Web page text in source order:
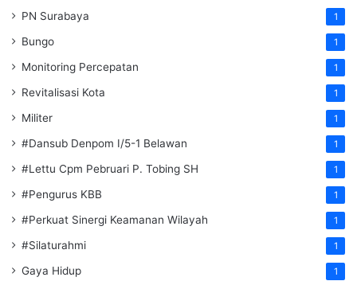
PN Surabaya 1
Bungo 1
Monitoring Percepatan 1
Revitalisasi Kota 1
Militer 1
#Dansub Denpom I/5-1 Belawan 1
#Lettu Cpm Pebruari P. Tobing SH 1
#Pengurus KBB 1
#Perkuat Sinergi Keamanan Wilayah 1
#Silaturahmi 1
Gaya Hidup 1